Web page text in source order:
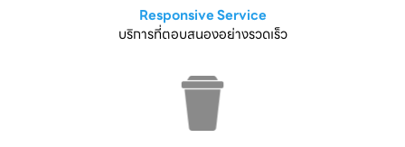
Responsive Service
บริการที่ตอบสนองอย่างรวดเร็ว